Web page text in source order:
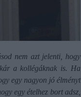
nem azt jelenti, hogy
a kollégáknak is. Ha
egy nagyon jó élményt
egy ételhez bort adsz,